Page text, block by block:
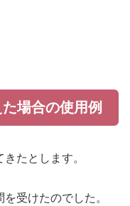
場合の使用例
たとします。
受けたのでした。